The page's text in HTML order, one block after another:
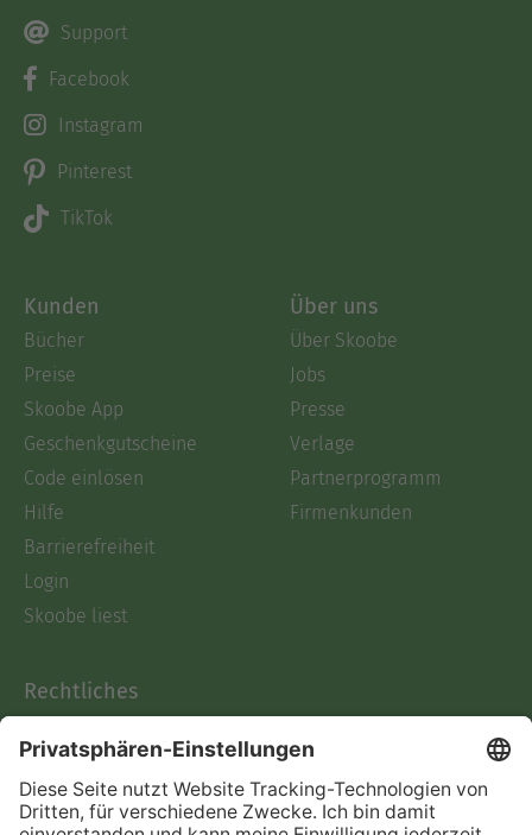
Support
Facebook
Instagram
Pinterest
TikTok
Kunden
Bücher
Preise
Skoobe App
Geschenkgutscheine
Code einlösen
Hilfe
Barrierefreiheit
Login
Skoobe liest
Über uns
Über Skoobe
Jobs
Presse
Verlage
Partnerprogramm
Firmenkunden
Rechtliches
AGB
Informationen nach Data
Act